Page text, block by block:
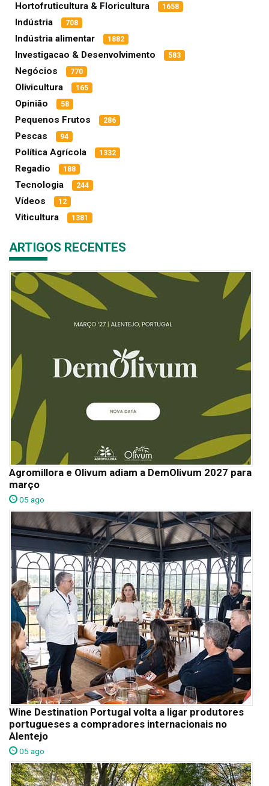
Hortofruticultura & Floricultura 1658
Indústria 708
Indústria alimentar 1882
Investigacao & Desenvolvimento 583
Negócios 770
Olivicultura 165
Opinião 58
Pequenos Frutos 286
Pescas 94
Política Agrícola 1332
Regadio 188
Tecnologia 244
Vídeos 12
Viticultura 1381
ARTIGOS RECENTES
Agromillora e Olivum adiam a DemOlivum 2027 para
março
05 ago
Wine Destination Portugal volta a ligar produtores
portugueses a compradores internacionais no
Alentejo
05 ago